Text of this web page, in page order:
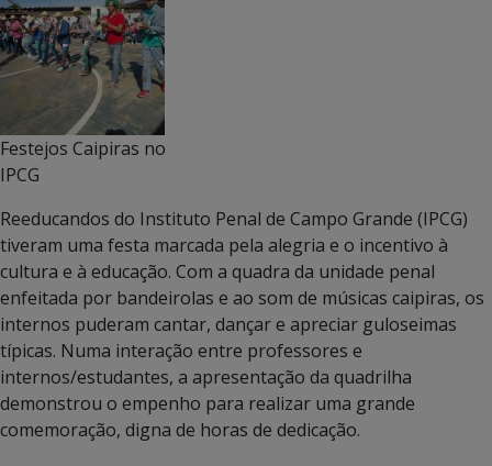
Festejos Caipiras no
IPCG
Reeducandos do Instituto Penal de Campo Grande (IPCG)
tiveram uma festa marcada pela alegria e o incentivo à
cultura e à educação. Com a quadra da unidade penal
enfeitada por bandeirolas e ao som de músicas caipiras, os
internos puderam cantar, dançar e apreciar guloseimas
típicas. Numa interação entre professores e
internos/estudantes, a apresentação da quadrilha
demonstrou o empenho para realizar uma grande
comemoração, digna de horas de dedicação.